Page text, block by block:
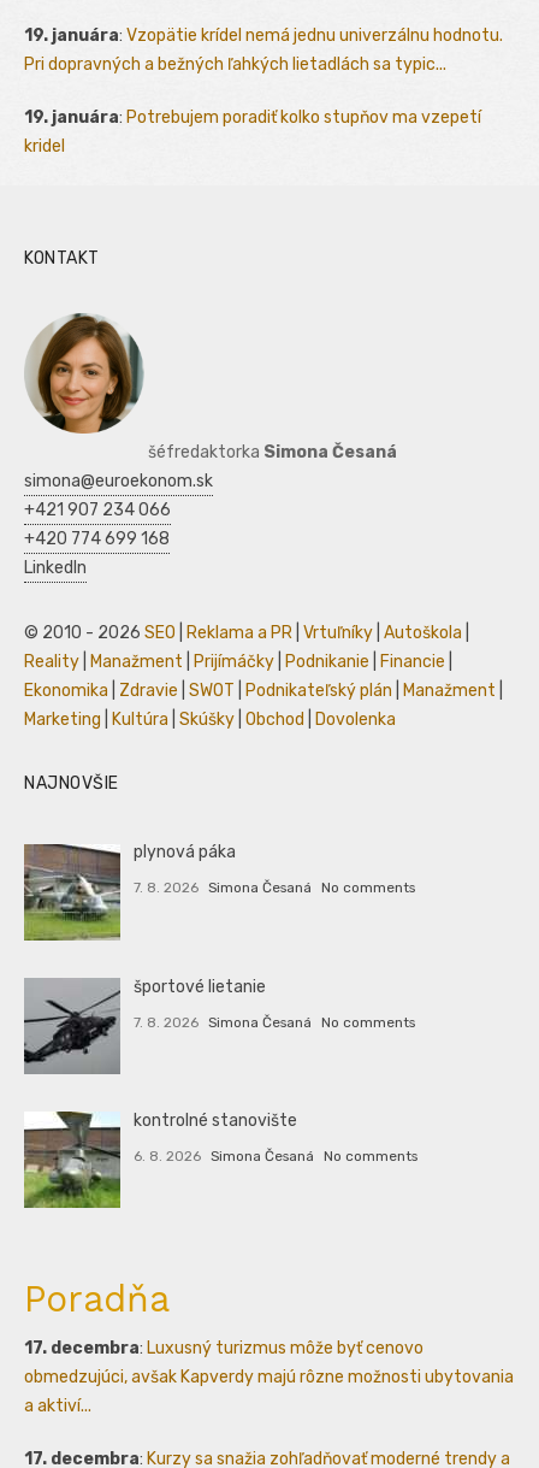
19. januára: Vzopätie krídel nemá jednu univerzálnu hodnotu.
Pri dopravných a bežných ľahkých lietadlách sa typic...
19. januára: Potrebujem poradiť kolko stupňov ma vzepetí
kridel
KONTAKT
šéfredaktorka Simona Česaná
simona@euroekonom.sk
+421 907 234 066
+420 774 699 168
LinkedIn
© 2010 - 2026 SEO Reklama a PR Vrtuľníky Autoškola
Reality Manažment Prijímáčky Podnikanie Financie
Ekonomika
Zdravie SWOT Podnikateľský plán Manažment
Marketing Kultúra Skúšky Obchod Dovolenka
NAJNOVŠIE
plynová páka
7. 8. 2026 Simona Česaná No comments
športové lietanie
7. 8. 2026 Simona Česaná No comments
kontrolné stanovište
6. 8. 2026 Simona Česaná No comments
Poradňa
17. decembra: Luxusný turizmus môže byť cenovo
obmedzujúci, avšak Kapverdy majú rôzne možnosti ubytovania
a aktiví...
17. decembra: Kurzy sa snažia zohľadňovať moderné trendy a